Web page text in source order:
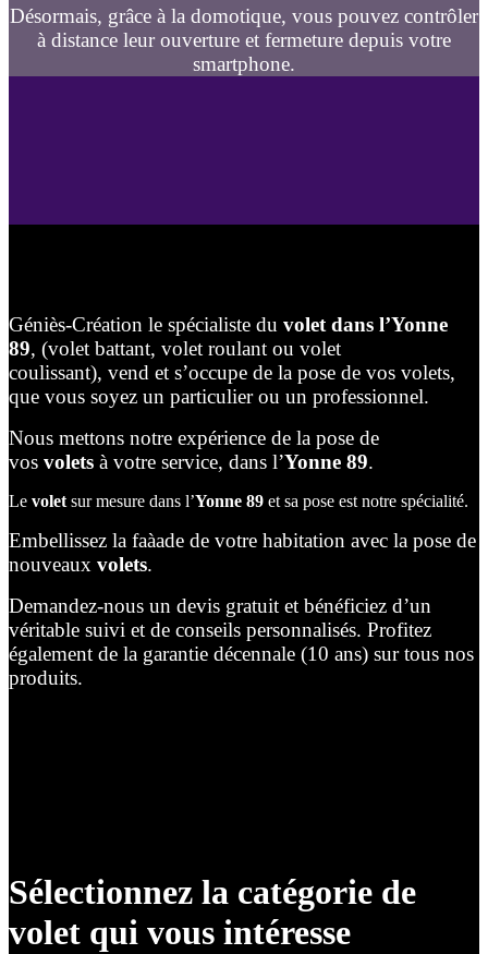
Désormais, grâce à la domotique, vous pouvez contrôler
à distance leur ouverture et fermeture depuis votre
smartphone.
Géniès-Création le spécialiste du volet dans l’Yonne
89, (volet battant, volet roulant ou volet
coulissant), vend et s’occupe de la pose de vos volets,
que vous soyez un particulier ou un professionnel.
Nous mettons notre expérience de la pose de
vos volets à votre service, dans l’Yonne 89.
Le volet sur mesure dans l’Yonne 89 et sa pose est notre spécialité.
Embellissez la faàade de votre habitation avec la pose de
nouveaux volets.
Demandez-nous un devis gratuit et bénéficiez d’un
véritable suivi et de conseils personnalisés. Profitez
également de la garantie décennale (10 ans) sur tous nos
produits.
Sélectionnez la catégorie de
volet qui vous intéresse